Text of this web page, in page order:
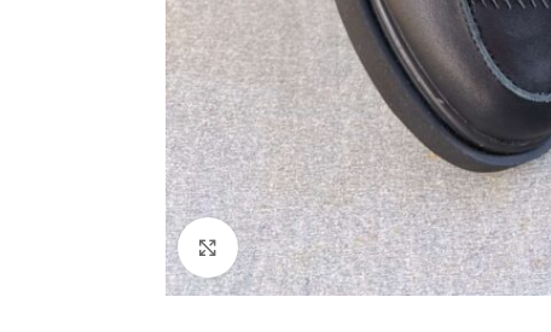
Click to enlarge